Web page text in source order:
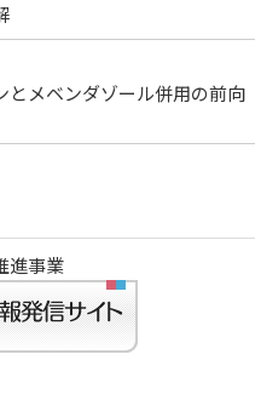
とメベンダゾール併用の前向
進事業